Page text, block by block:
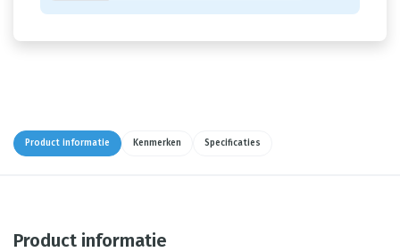
Product informatie Kenmerken Specificaties
Product informatie